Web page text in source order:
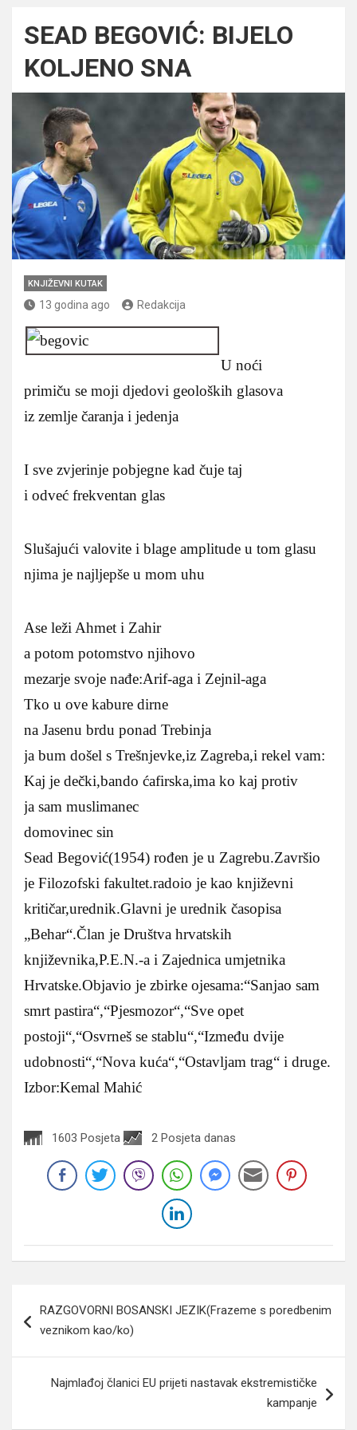
SEAD BEGOVIĆ: BIJELO
KOLJENO SNA
KNJIŽEVNI KUTAK
13 godina ago Redakcija
U noći
primiču se moji djedovi geoloških glasova
iz zemlje čaranja i jedenja
I sve zvjerinje pobjegne kad čuje taj
i odveć frekventan glas
Slušajući valovite i blage amplitude u tom glasu
njima je najljepše u mom uhu
Ase leži Ahmet i Zahir
a potom potomstvo njihovo
mezarje svoje nađe:Arif-aga i Zejnil-aga
Tko u ove kabure dirne
na Jasenu brdu ponad Trebinja
ja bum došel s Trešnjevke,iz Zagreba,i rekel vam:
Kaj je dečki,bando ćafirska,ima ko kaj protiv
ja sam muslimanec
domovinec sin
Sead Begović(1954) rođen je u Zagrebu.Završio
je Filozofski fakultet.radoio je kao književni
kritičar,urednik.Glavni je urednik časopisa
„Behar“.Član je Društva hrvatskih
književnika,P.E.N.-a i Zajednica umjetnika
Hrvatske.Objavio je zbirke ojesama:“Sanjao sam
smrt pastira“,“Pjesmozor“,“Sve opet
postoji“,“Osvrneš se stablu“,“Između dvije
udobnosti“,“Nova kuća“,“Ostavljam trag“ i druge.
Izbor:Kemal Mahić
1603 Posjeta 2 Posjeta danas
članaka
RAZGOVORNI BOSANSKI JEZIK(Frazeme s poredbenim
veznikom kao/ko)
Najmlađoj članici EU prijeti nastavak ekstremističke
kampanje